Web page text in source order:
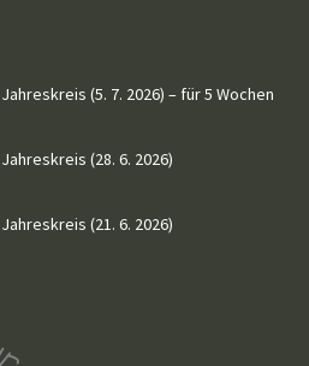
(5. 7. 2026) – für 5 Wochen
(28. 6. 2026)
(21. 6. 2026)